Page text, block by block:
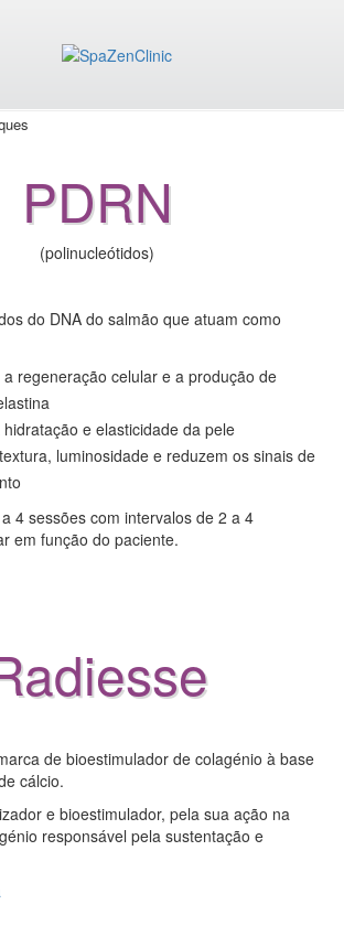
PDRN
(polinucleótidos)
do DNA do salmão que atuam como
a regeneração celular e a produção de
e elasticidade da pele
luminosidade e reduzem os sinais de
4 sessões com intervalos de 2 a 4
em função do paciente.
de bioestimulador de colagénio à base
cálcio.
e bioestimulador, pela sua ação na
responsável pela sustentação e